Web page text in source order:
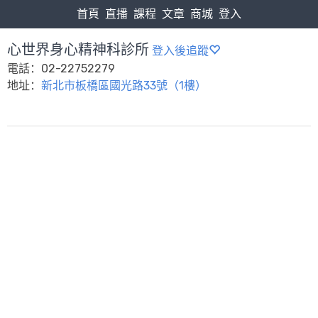
首頁 直播 課程 文章 商城 登入
心世界身心精神科診所 登入後追蹤
電話：02-22752279
地址： 新北市板橋區國光路33號（1樓）